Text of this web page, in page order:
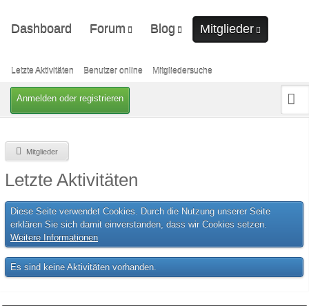
Anmelden oder registrieren
Dashboard Forum Blog Mitglieder
Benutzer online
Letzte Aktivitäten Benutzer online Mitgliedersuche
Mitglieder
Letzte Aktivitäten
Diese Seite verwendet Cookies. Durch die Nutzung unserer Seite
erklären Sie sich damit einverstanden, dass wir Cookies setzen.
Weitere Informationen
Es sind keine Aktivitäten vorhanden.